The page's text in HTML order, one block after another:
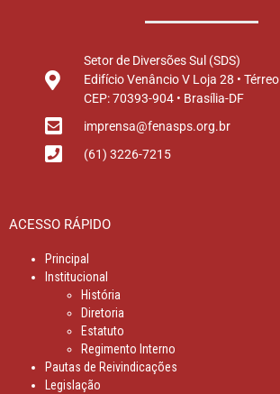
Setor de Diversões Sul (SDS)
Edifício Venâncio V Loja 28 • Térreo
CEP: 70393-904 • Brasília-DF
imprensa@fenasps.org.br
(61) 3226-7215
ACESSO RÁPIDO
Principal
Institucional
História
Diretoria
Estatuto
Regimento Interno
Pautas de Reivindicações
Legislação